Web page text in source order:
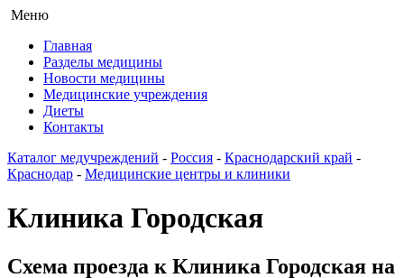
Меню
Главная
Разделы медицины
Новости медицины
Медицинские учреждения
Диеты
Контакты
Каталог медучреждений - Россия - Краснодарский край -
Краснодар - Медицинские центры и клиники
Клиника Городская
Схема проезда к Клиника Городская на